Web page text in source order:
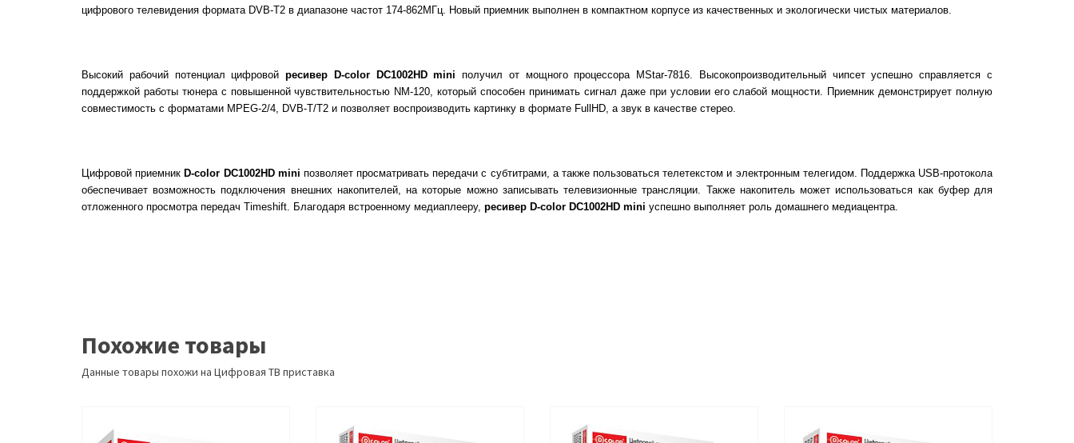
цифрового телевидения формата DVB-T2 в диапазоне частот 174-862МГц. Новый приемник выполнен в компактном корпусе из качественных и экологически чистых материалов.
Высокий рабочий потенциал цифровой ресивер D-color DC1002HD miniполучил от мощного процессора MStar-7816. Высокопроизводительный чипсет успешно справляется с
поддержкой работы тюнера с повышенной чувствительностью NM-120, который способен принимать сигнал даже при условии его слабой мощности. Приемник демонстрирует полную
совместимость с форматами MPEG-2/4, DVB-T/T2 и позволяет воспроизводить картинку в формате FullHD, а звук в качестве стерео.
Цифровой приемник D-color DC1002HD mini позволяет просматривать передачи с субтитрами, а также пользоваться телетекстом и электронным телегидом. Поддержка USB-протокола
обеспечивает возможность подключения внешних накопителей, на которые можно записывать телевизионные трансляции. Также накопитель может использоваться как буфер для
отложенного просмотра передач Timeshift. Благодаря встроенному медиаплееру, ресивер D-color DC1002HD mini успешно выполняет роль домашнего медиацентра.
Похожие товары
Данные товары похожи на Цифровая ТВ приставка